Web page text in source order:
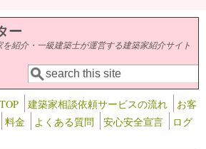
ー
紹介・一級建築士が運営する建築家紹介サイト
検索フォーム
検索
建築家相談依頼サービスの流れ
お客
料金 よくある質問 安心安全宣言
ログ